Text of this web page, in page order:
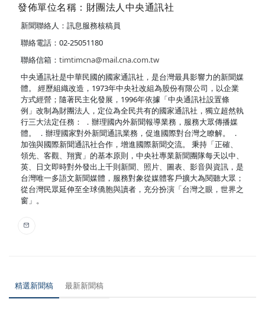
發佈單位名稱：財團法人中央通訊社
新聞聯絡人：訊息服務核稿員
聯絡電話：02-25051180
聯絡信箱： timtimcna@mail.cna.com.tw
中央通訊社是中華民國的國家通訊社，是台灣最具影響力的新聞媒
體。 經歷組織改造，1973年中央社改組為股份有限公司，以企業
方式經營；隨著民主化發展，1996年依據「中央通訊社設置條
例」改制為財團法人，定位為全民共有的國家通訊社，獨立超然執
行三大法定任務： ．辦理國內外新聞報導業務，服務大眾傳播媒
體。 ．辦理國家對外新聞通訊業務，促進國際對台灣之瞭解。 ．
加強與國際新聞通訊社合作，增進國際新聞交流。 秉持「正確、
領先、客觀、翔實」的基本原則，中央社專業新聞團隊每天以中、
英、日文即時對外發出上千則新聞、照片、圖表、影音與資訊，是
台灣唯一多語文新聞媒體，服務對象從媒體客戶擴大為閱聽大眾；
從台灣民眾延伸至全球僑胞與讀者，充分扮演「台灣之眼，世界之
窗」。
精選新聞稿 最新新聞稿